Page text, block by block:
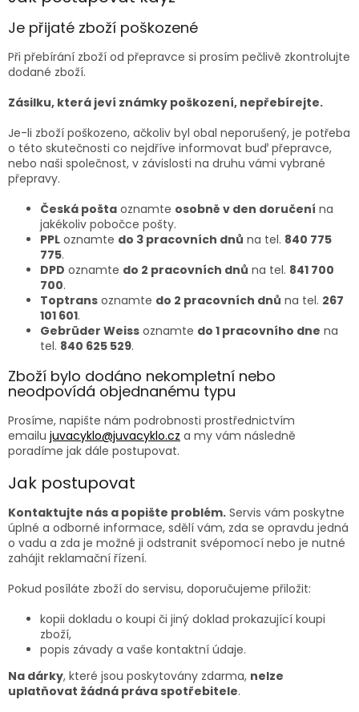
Je přijaté zboží poškozené
Při přebírání zboží od přepravce si prosím pečlivě zkontrolujte
dodané zboží.
Zásilku, která jeví známky poškození, nepřebírejte.
Je-li zboží poškozeno, ačkoliv byl obal neporušený, je potřeba
o této skutečnosti co nejdříve informovat buď přepravce,
nebo naši společnost, v závislosti na druhu vámi vybrané
přepravy.
Česká pošta oznamte osobně v den doručení na
jakékoliv pobočce pošty.
PPL oznamte do 3 pracovních dnů na tel. 840 775
775.
DPD oznamte do 2 pracovních dnů na tel. 841 700
700.
Toptrans oznamte do 2 pracovních dnů na tel. 267
101 601.
Gebrüder Weiss oznamte do 1 pracovního dne na
tel. 840 625 529.
Zboží bylo dodáno nekompletní nebo
neodpovídá objednanému typu
Prosíme, napište nám podrobnosti prostřednictvím
emailu juvacyklo@juvacyklo.cz a my vám následně
poradíme jak dále postupovat.
Jak postupovat
Kontaktujte nás a popište problém. Servis vám poskytne
úplné a odborné informace, sdělí vám, zda se opravdu jedná
o vadu a zda je možné ji odstranit svépomocí nebo je nutné
zahájit reklamační řízení.
Pokud posíláte zboží do servisu, doporučujeme přiložit:
kopii dokladu o koupi či jiný doklad prokazující koupi
zboží,
popis závady a vaše kontaktní údaje.
Na dárky, které jsou poskytovány zdarma, nelze
uplatňovat žádná práva spotřebitele.